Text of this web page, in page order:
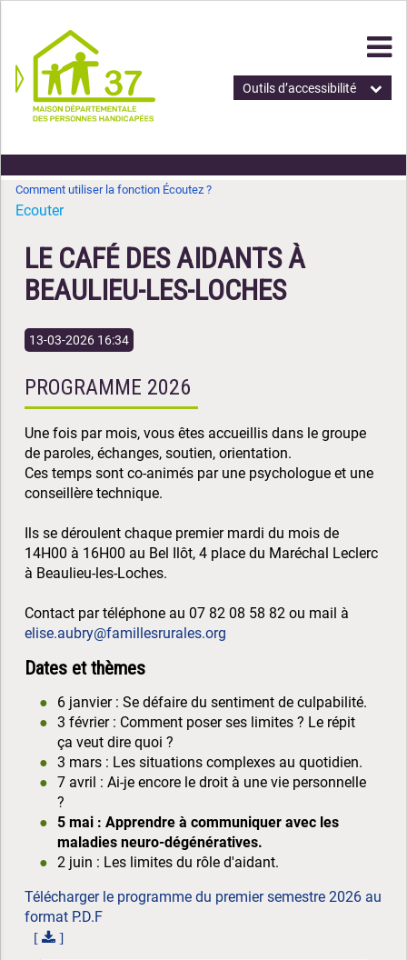
Outils d’accessibilité
Comment utiliser la fonction Écoutez ?
Ecouter
LE CAFÉ DES AIDANTS À
BEAULIEU-LES-LOCHES
13-03-2026 16:34
PROGRAMME 2026
Une fois par mois, vous êtes accueillis dans le groupe
de paroles, échanges, soutien, orientation.
Ces temps sont co-animés par une psychologue et une
conseillère technique.
Ils se déroulent chaque premier mardi du mois de
14H00 à 16H00 au Bel Ilôt, 4 place du Maréchal Leclerc
à Beaulieu-les-Loches.
Contact par téléphone au 07 82 08 58 82 ou mail à
elise.aubry@famillesrurales.org
Dates et thèmes
6 janvier : Se défaire du sentiment de culpabilité.
3 février : Comment poser ses limites ? Le répit
ça veut dire quoi ?
3 mars : Les situations complexes au quotidien.
7 avril : Ai-je encore le droit à une vie personnelle
?
5 mai : Apprendre à communiquer avec les
maladies neuro-dégénératives.
2 juin : Les limites du rôle d'aidant.
Télécharger le programme du premier semestre 2026 au
format P.D.F